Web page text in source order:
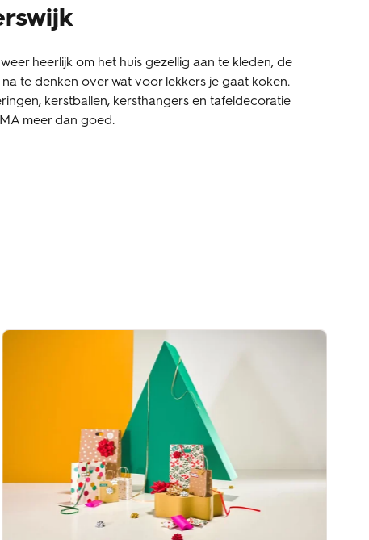
heerlijk om het huis gezellig aan te kleden, de
te denken over wat voor lekkers je gaat koken.
kerstballen, kersthangers en tafeldecoratie
meer dan goed.